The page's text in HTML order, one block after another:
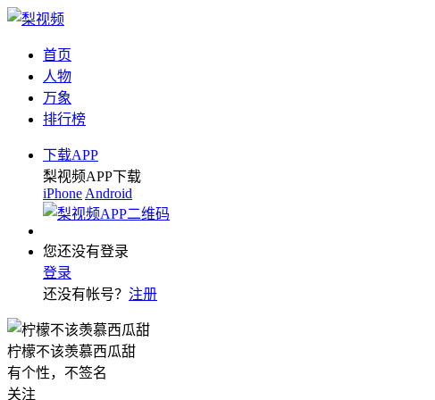
首页
人物
万象
排行榜
下载APP
梨视频APP下载
iPhone Android
您还没有登录
登录
还没有帐号？ 注册
柠檬不该羡慕西瓜甜
有个性，不签名
关注